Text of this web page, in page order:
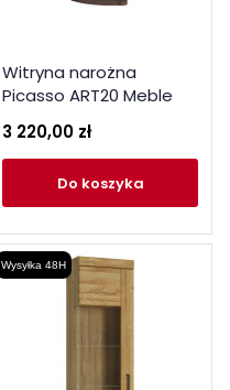
Witryna narożna
Picasso ART20 Meble
3 220,00 zł
do koszyka
Wysyłka 48H